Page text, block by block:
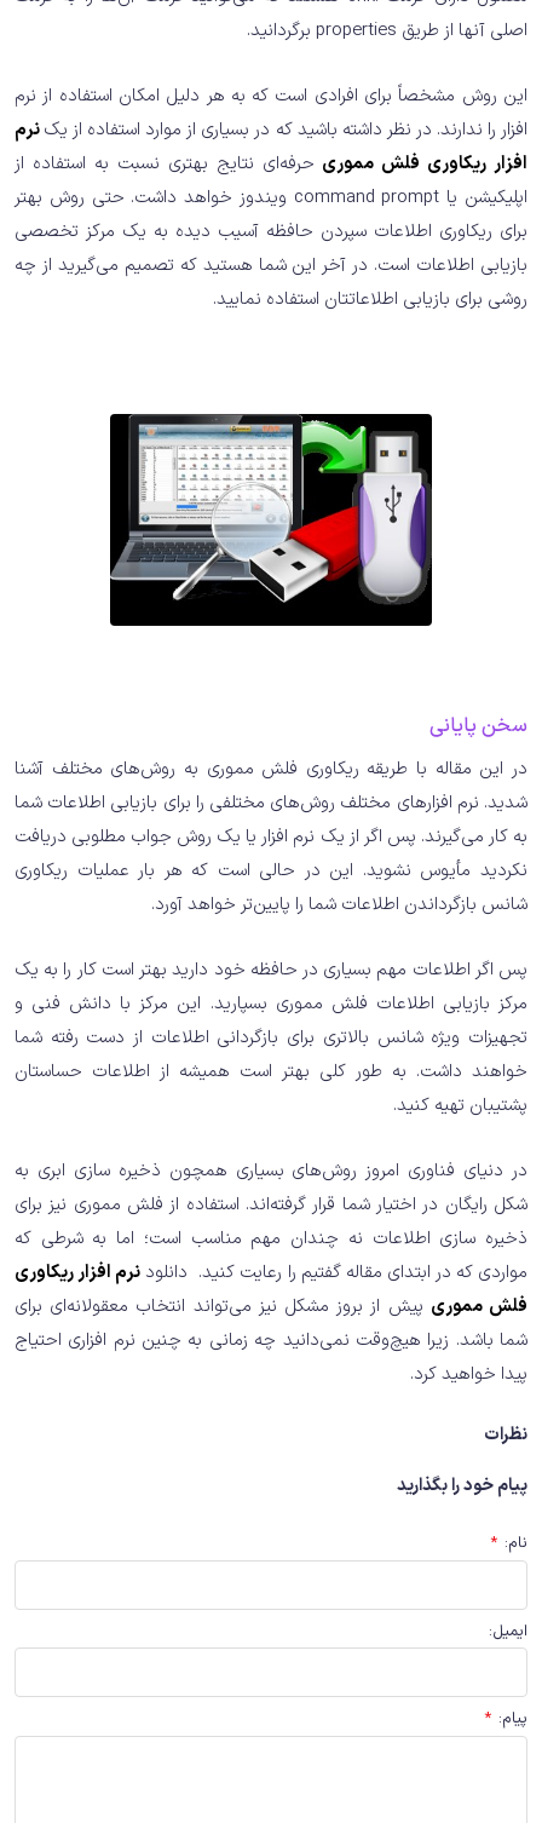
اصلی آنها از طریق properties برگردانید.
این روش مشخصاً برای افرادی است که به هر دلیل امکان استفاده از نرم
افزار را ندارند. در نظر داشته باشید که در بسیاری از موارد استفاده از یکنرم
افزار ریکاوری فلش مموری حرفه‌ای نتایج بهتری نسبت به استفاده از
اپلیکیشن یا command prompt ویندوز خواهد داشت. حتی روش بهتر
برای ریکاوری اطلاعات سپردن حافظه آسیب دیده به یک مرکز تخصصی
بازیابی اطلاعات است. در آخر این شما هستید که تصمیم می‌گیرید از چه
روشی برای بازیابی اطلاعاتتان استفاده نمایید.
سخن پایانی
در این مقاله با طریقه ریکاوری فلش مموری به روش‌های مختلف آشنا
شدید. نرم افزارهای مختلف روش‌های مختلفی را برای بازیابی اطلاعات شما
به کار می‌گیرند. پس اگر از یک نرم افزار یا یک روش جواب مطلوبی دریافت
نکردید مأیوس نشوید. این در حالی است که هر بار عملیات ریکاوری
شانس بازگرداندن اطلاعات شما را پایین‌تر خواهد آورد.
پس اگر اطلاعات مهم بسیاری در حافظه خود دارید بهتر است کار را به یک
مرکز بازیابی اطلاعات فلش مموری بسپارید. این مرکز با دانش فنی و
تجهیزات ویژه شانس بالاتری برای بازگردانی اطلاعات از دست رفته شما
خواهند داشت. به طور کلی بهتر است همیشه از اطلاعات حساستان
پشتیبان تهیه کنید.
در دنیای فناوری امروز روش‌های بسیاری همچون ذخیره سازی ابری به
شکل رایگان در اختیار شما قرار گرفته‌اند. استفاده از فلش مموری نیز برای
ذخیره سازی اطلاعات نه چندان مهم مناسب است؛ اما به شرطی که
مواردی که در ابتدای مقاله گفتیم را رعایت کنید. دانلود نرم افزار ریکاوری
فلش مموری پیش از بروز مشکل نیز می‌تواند انتخاب معقولانه‌ای برای
شما باشد. زیرا هیچ‌وقت نمی‌دانید چه زمانی به چنین نرم افزاری احتیاج
پیدا خواهید کرد.
نظرات
پیام خود را بگذارید
نام:
*
ایمیل:
پیام:
*